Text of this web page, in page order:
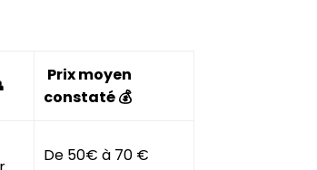
Prix moyen
constaté 💰
De 50€ à 70 €